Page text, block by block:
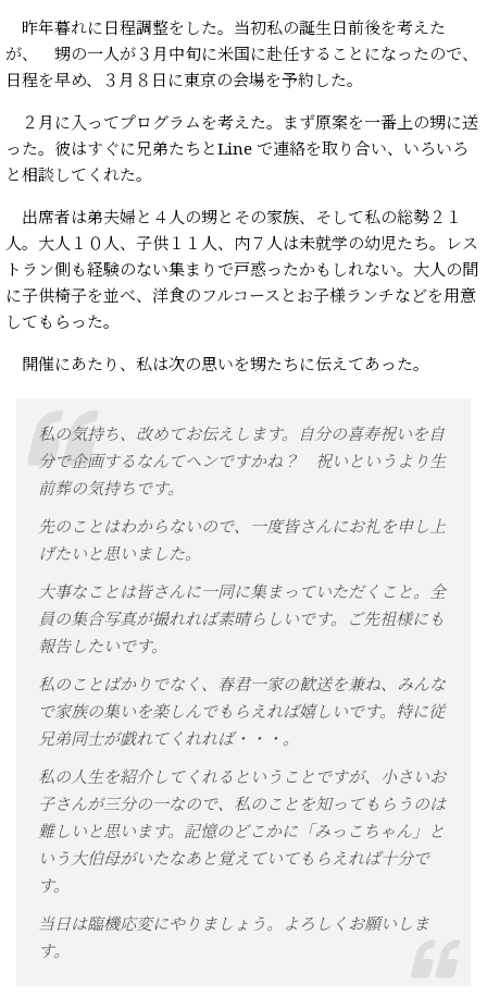
昨年暮れに日程調整をした。当初私の誕生日前後を考えた
が、 甥の一人が３月中旬に米国に赴任することになったので、
日程を早め、３月８日に東京の会場を予約した。
２月に入ってプログラムを考えた。まず原案を一番上の甥に送
った。彼はすぐに兄弟たちとLine で連絡を取り合い、いろいろ
と相談してくれた。
出席者は弟夫婦と４人の甥とその家族、そして私の総勢２１
人。大人１０人、子供１１人、内７人は未就学の幼児たち。レス
トラン側も経験のない集まりで戸惑ったかもしれない。大人の間
に子供椅子を並べ、洋食のフルコースとお子様ランチなどを用意
してもらった。
開催にあたり、私は次の思いを甥たちに伝えてあった。
私の気持ち、改めてお伝えします。自分の喜寿祝いを自
分で企画するなんてヘンですかね？ 祝いというより生
前葬の気持ちです。
先のことはわからないので、一度皆さんにお礼を申し上
げたいと思いました。
大事なことは皆さんに一同に集まっていただくこと。全
員の集合写真が撮れれば素晴らしいです。ご先祖様にも
報告したいです。
私のことばかりでなく、春君一家の歓送を兼ね、みんな
で家族の集いを楽しんでもらえれば嬉しいです。特に従
兄弟同士が戯れてくれれば・・・。
私の人生を紹介してくれるということですが、小さいお
子さんが三分の一なので、私のことを知ってもらうのは
難しいと思います。記憶のどこかに「みっこちゃん」と
いう大伯母がいたなあと覚えていてもらえれば十分で
す。
当日は臨機応変にやりましょう。よろしくお願いしま
す。